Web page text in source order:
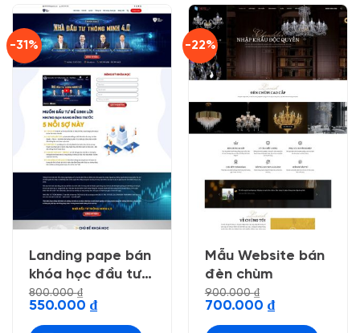
-31%
Landing pape bán
khóa học đầu tư
doanh nhân
800.000₫
Giá
là:
550.000 ₫Giá
hiện
tại
-22%
Mẫu Website bán
đèn chùm
900.000₫
Giá
là:
700.000 ₫Giá
hiện
tại